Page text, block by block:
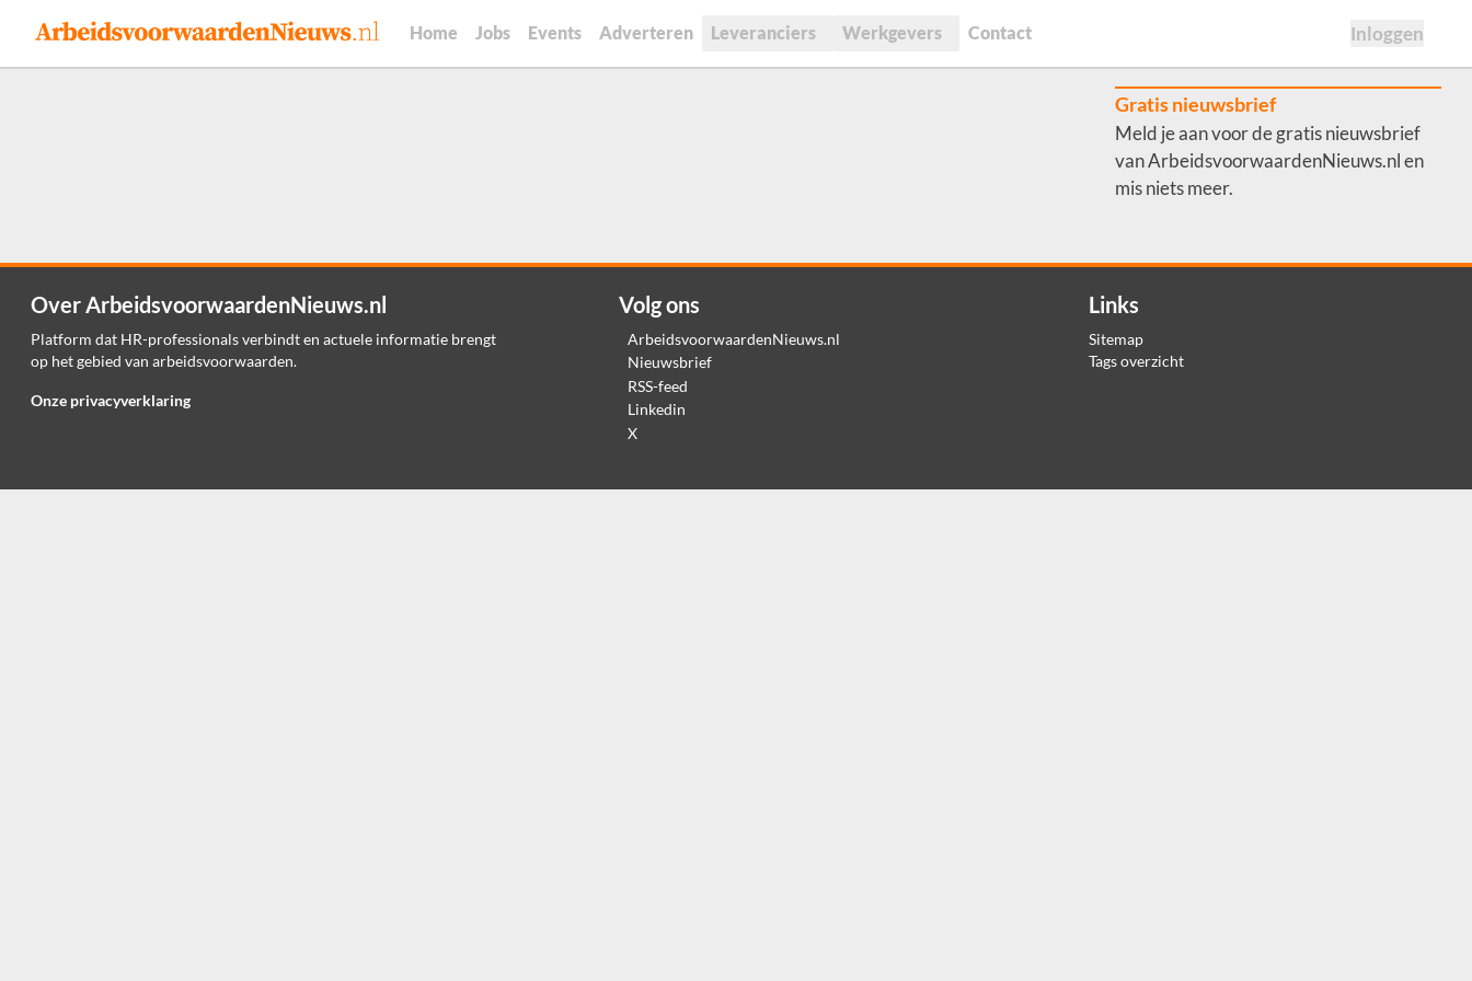
Home Jobs Events Adverteren Leveranciers Werkgevers Contact Inloggen
Gratis nieuwsbrief
Meld je aan voor de gratis nieuwsbrief
van ArbeidsvoorwaardenNieuws.nl en
mis niets meer.
Over ArbeidsvoorwaardenNieuws.nl
Platform dat HR-professionals verbindt en actuele informatie brengt
op het gebied van arbeidsvoorwaarden.
Onze privacyverklaring
Volg ons
ArbeidsvoorwaardenNieuws.nl
Nieuwsbrief
RSS-feed
Linkedin
X
Links
Sitemap
Tags overzicht